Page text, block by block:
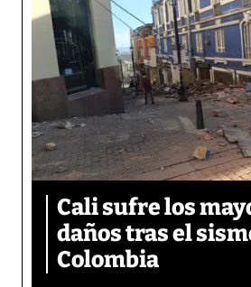
Cali sufre los
daños tras el
Colombia